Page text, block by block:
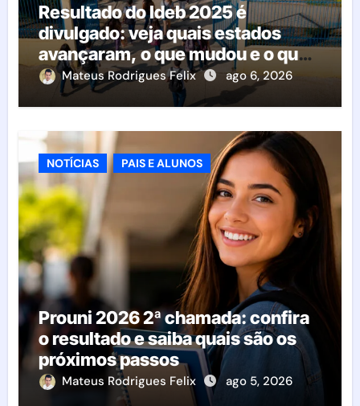
Resultado do Ideb 2025 é
divulgado: veja quais estados
avançaram, o que mudou e o que
esperar da educação brasileira
Mateus Rodrigues Felix ago 6, 2026
NOTÍCIAS PAIS E ALUNOS
Prouni 2026 2ª chamada: confira
o resultado e saiba quais são os
próximos passos
Mateus Rodrigues Felix ago 5, 2026